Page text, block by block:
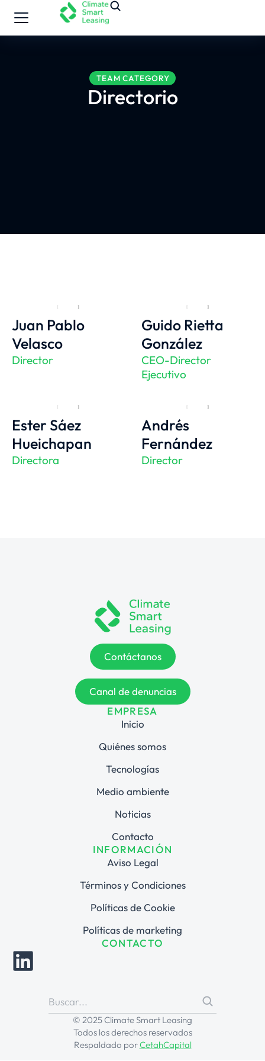
TEAM CATEGORY
Directorio
Juan Pablo
Velasco
Director
Guido Rietta
González
CEO-Director
Ejecutivo
Ester Sáez
Hueichapan
Directora
Andrés
Fernández
Director
Contáctanos
Canal de denuncias
EMPRESA
Inicio
Quiénes somos
Tecnologías
Medio ambiente
Noticias
Contacto
INFORMACIÓN
Aviso Legal
Términos y Condiciones
Políticas de Cookie
Políticas de marketing
CONTACTO
© 2025 Climate Smart Leasing
Todos los derechos reservados
Respaldado porCetahCapital